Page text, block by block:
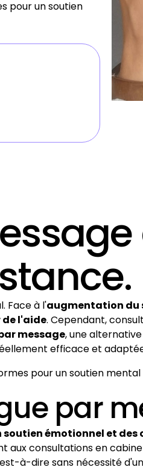
pour un soutien
Face à l'augmentation du
de l'aide. Cependant,
message, une alternative
efficace et
pour un soutien
par
soutien émotionnel et des
aux consultations en
à-dire sans nécessité